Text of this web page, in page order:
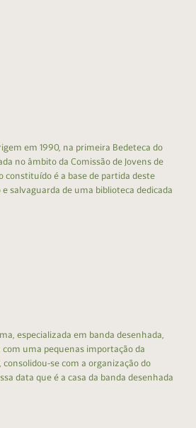
em 1990, na primeira Bedeteca do
no âmbito da Comissão de Jovens de
constituído é a base de partida deste
salvaguarda de uma biblioteca dedicada
especializada em banda desenhada,
com uma pequenas importação da
consolidou-se com a organização do
data que é a casa da banda desenhada